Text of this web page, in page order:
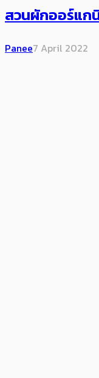
สวนผักออร์แก
Panee7 April 2022